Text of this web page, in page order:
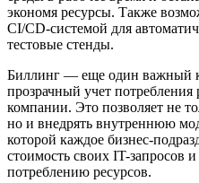
экономя ресурсы. Также
CI/CD-системой для
тестовые стенды.
Биллинг — еще один важный
прозрачный учет потребления
компании. Это позволяет не
но и внедрять внутреннюю
которой каждое бизнес-
стоимость своих IT-запросов
потреблению ресурсов.